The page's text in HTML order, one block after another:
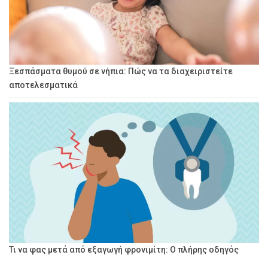
Ξεσπάσματα θυμού σε νήπια: Πώς να τα διαχειριστείτε
αποτελεσματικά
Τι να φας μετά από εξαγωγή φρονιμίτη: Ο πλήρης οδηγός